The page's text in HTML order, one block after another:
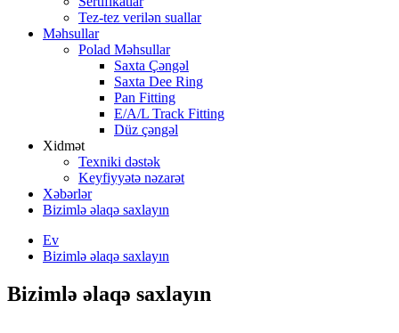
Tez-tez verilən suallar
Məhsullar
Polad Məhsullar
Saxta Çəngəl
Saxta Dee Ring
Pan Fitting
E/A/L Track Fitting
Düz çəngəl
Xidmət
Texniki dəstək
Keyfiyyətə nəzarət
Xəbərlər
Bizimlə əlaqə saxlayın
Ev
Bizimlə əlaqə saxlayın
Bizimlə əlaqə saxlayın